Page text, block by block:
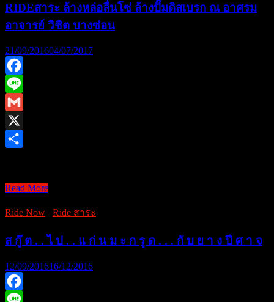
ไป
กับ
ครั้ง
ที่
4/2559
:+:=
RIDEสาระ ล้างหล่อลื่นโซ่ ล้างปั๊มดิสเบรก ณ อาศรม
อาจารย์ วิชิต บางซ่อน
21/09/201604/07/2017
Facebook
Line
Gmail
X
RIDEสาระ
หล่อ
ลื่น
ล้าง
ปั๊ม
ดิส
Read More
Ride Now Ride สาระ
ส กู๊ ต . . ไ ป . . แ ก่ น ม ะ ก รู ด . . . กั บ ย า ง ปี ศ า จ
12/09/201616/12/2016
Facebook